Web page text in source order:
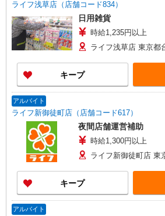
ライフ浅草店（店舗コード834）
日用雑貨
時給1,235円以上
ライフ浅草店 東京都
キープ
アルバイト
ライフ新御徒町店（店舗コード617）
夜間店舗運営補助
時給1,300円以上
ライフ新御徒町店 東
キープ
アルバイト